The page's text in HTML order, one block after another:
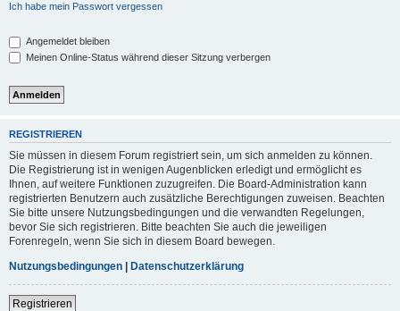
Ich habe mein Passwort vergessen
Angemeldet bleiben
Meinen Online-Status während dieser Sitzung verbergen
REGISTRIEREN
Sie müssen in diesem Forum registriert sein, um sich anmelden zu können.
Die Registrierung ist in wenigen Augenblicken erledigt und ermöglicht es
Ihnen, auf weitere Funktionen zuzugreifen. Die Board-Administration kann
registrierten Benutzern auch zusätzliche Berechtigungen zuweisen. Beachten
Sie bitte unsere Nutzungsbedingungen und die verwandten Regelungen,
bevor Sie sich registrieren. Bitte beachten Sie auch die jeweiligen
Forenregeln, wenn Sie sich in diesem Board bewegen.
Nutzungsbedingungen | Datenschutzerklärung
Registrieren